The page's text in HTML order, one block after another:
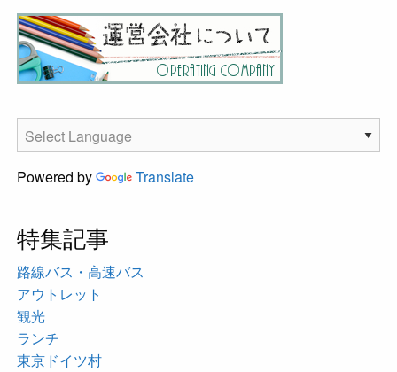
Powered by Translate
特集記事
路線バス・高速バス
アウトレット
観光
ランチ
東京ドイツ村